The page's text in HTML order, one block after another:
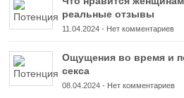
реальные отзывы
11.04.2024 - Нет комментариев
Ощущения во время и
секса
08.04.2024 - Нет комментариев